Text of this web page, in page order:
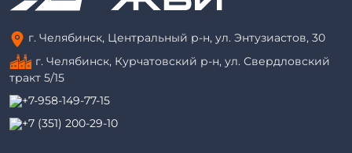
г. Челябинск, Центральный р-н, ул. Энтузиастов, 30
г. Челябинск, Курчатовский р-н, ул. Свердловский
тракт 5/15
+7-958-149-77-15
+7 (351) 200-29-10